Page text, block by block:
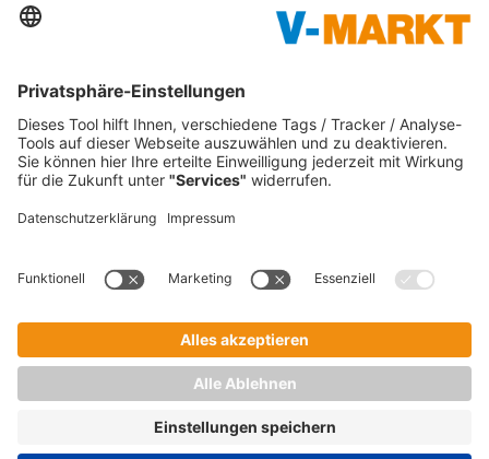
Unsere Marken:
Christl's Modemarkt
V-Baumarkt Onlineshop
1865 Outdoor
V-mini
Impressum